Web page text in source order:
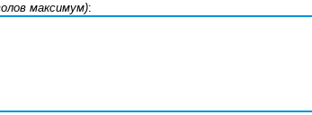
максимум):